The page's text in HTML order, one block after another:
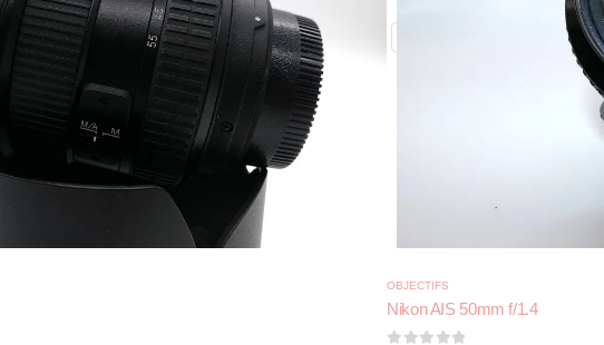
OBJECTIFS
Nikon AIS 50mm f/1.4